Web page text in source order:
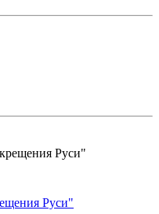
Руси"